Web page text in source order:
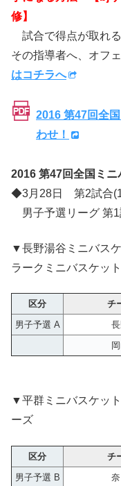
修】
試合で得点が取れる
その指導者へ、オ
はコチラへ
2016 第47回全
わせ！
2016 第47回全国ミ
◆3月28日 第2試合
男子予選リーグ 第1
▼長野湯谷ミニバス
ラークミニバスケッ
区分 チ
男子予選 A
▼平群ミニバスケッ
ーズ
区分 チ
男子予選 B